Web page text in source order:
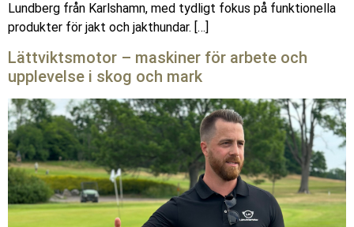
Lundberg från Karlshamn, med tydligt fokus på funktionella
produkter för jakt och jakthundar. […]
Lättviktsmotor – maskiner för arbete och
upplevelse i skog och mark